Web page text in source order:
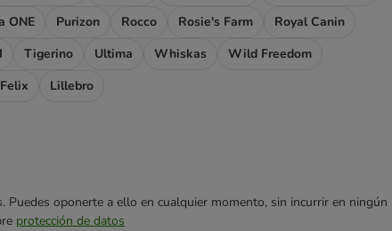
ONE Purizon Rocco Rosie's Farm
Royal Canin
Tigerino Ultima Whiskas
Wild Freedom
Lillebro
oponerte a ello en cualquier momento, sin incurrir en ningún
protección de datos